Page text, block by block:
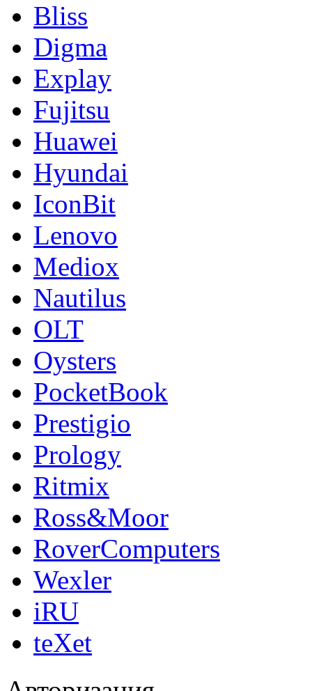
Bliss
Digma
Explay
Fujitsu
Huawei
Hyundai
IconBit
Lenovo
Mediox
Nautilus
OLT
Oysters
PocketBook
Prestigio
Prology
Ritmix
Ross&Moor
RoverComputers
Wexler
iRU
teXet